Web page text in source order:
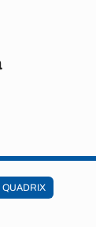
QUADRIX